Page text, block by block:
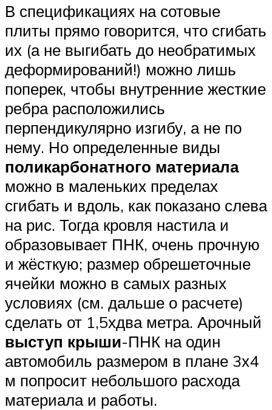
В спецификациях на сотовые
плиты прямо говорится, что сгибать
их (а не выгибать до необратимых
деформирований!) можно лишь
поперек, чтобы внутренние жесткие
ребра расположились
перпендикулярно изгибу, а не по
нему. Но определенные виды
поликарбонатного материала
можно в маленьких пределах
сгибать и вдоль, как показано слева
на рис. Тогда кровля настила и
образовывает ПНК, очень прочную
и жёсткую; размер обрешеточные
ячейки можно в самых разных
условиях (см. дальше о расчете)
сделать от 1,5хдва метра. Арочный
выступ крыши-ПНК на один
автомобиль размером в плане 3х4
м попросит небольшого расхода
материала и работы.